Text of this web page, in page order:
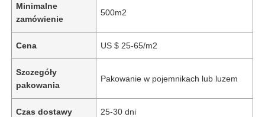
Minimalne
zamówienie
500m2
Cena US $ 25-65/m2
Szczegóły
pakowania
Pakowanie w pojemnikach lub luzem
Czas dostawy 25-30 dni